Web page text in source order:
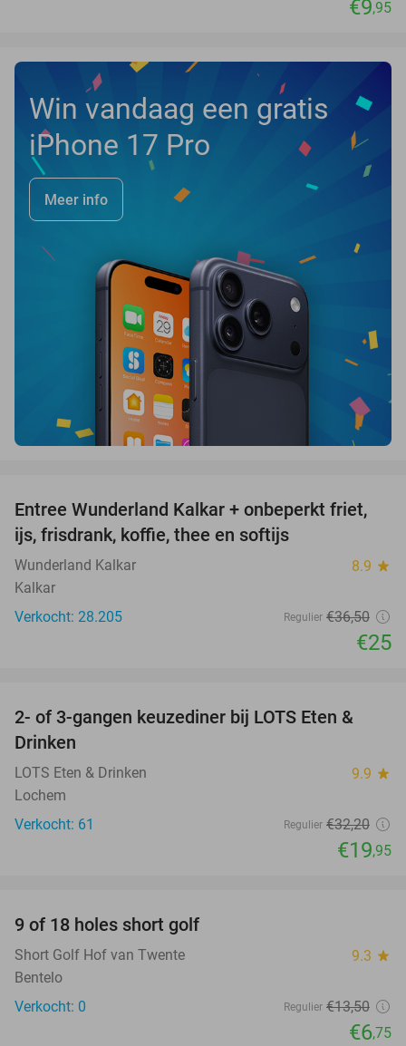
€9,95
Win vandaag een gratis
iPhone 17 Pro
Meer info
32%
Entree Wunderland Kalkar + onbeperkt friet,
ijs, frisdrank, koffie, thee en softijs
Wunderland Kalkar 8.9 star
Kalkar
Verkocht: 28.205
Regulier €36,50
€25
38%
2- of 3-gangen keuzediner bij LOTS Eten &
Drinken
LOTS Eten & Drinken 9.9 star
Lochem
Verkocht: 61
Regulier €32,20
€19,95
TODAY
9 of 18 holes short golf
Short Golf Hof van Twente 9.3 star
Bentelo
Verkocht: 0
Regulier €13,50
€6,75